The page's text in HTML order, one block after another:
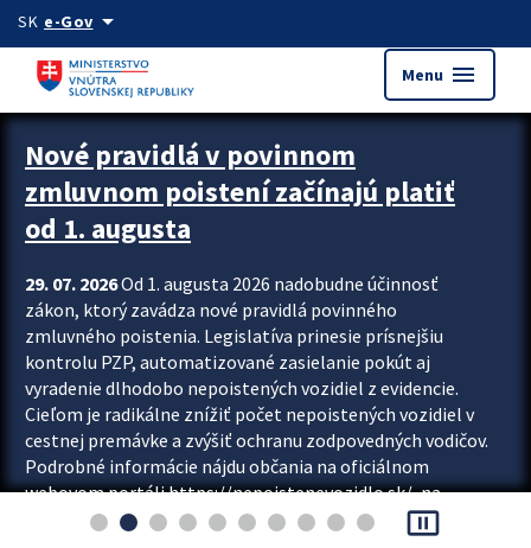
Preskocit na hlavný obsah
SK e-Govarrow_drop_down
Menu menu
Zastavit automatický posun upútavok
Nové pravidlá v povinnom
zmluvnom poistení začínajú platiť
od 1. augusta
29. 07. 2026Od 1. augusta 2026 nadobudne účinnosť
zákon, ktorý zavádza nové pravidlá povinného
zmluvného poistenia. Legislatíva prinesie prísnejšiu
kontrolu PZP, automatizované zasielanie pokút aj
vyradenie dlhodobo nepoistených vozidiel z evidencie.
Cieľom je radikálne znížiť počet nepoistených vozidiel v
cestnej premávke a zvýšiť ochranu zodpovedných vodičov.
Podrobné informácie nájdu občania na oficiálnom
webovom portáli https://nepoistenevozidlo.sk/, na
ktorom od augusta pribudne aj možnosť overiť si...
pause_presentation